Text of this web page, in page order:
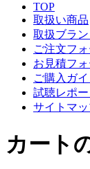
TOP
取扱い商品
取扱ブラン
ご注文フ
お見積フ
ご購入ガイ
試聴レポー
サイトマ
カート